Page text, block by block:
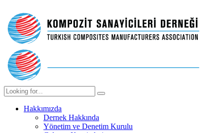
Hakkımızda
Dernek Hakkında
Yönetim ve Denetim Kurulu